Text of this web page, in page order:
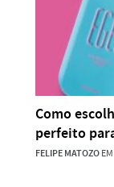
Como
perfeito
FELIPE MATOZO